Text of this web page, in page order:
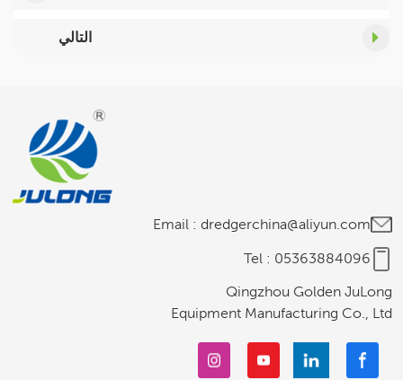
التالي
Email : dredgerchina@aliyun.com
Tel : 05363884096
Qingzhou Golden JuLong
Equipment Manufacturing Co., Ltd